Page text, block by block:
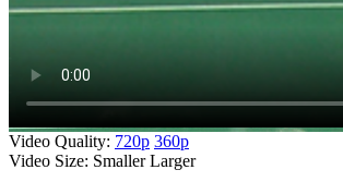
Video Quality: 720p 360p
Video Size: Smaller Larger